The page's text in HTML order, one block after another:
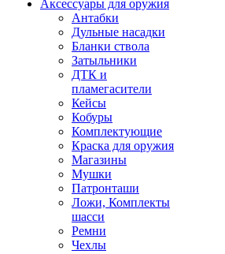
Аксессуары для оружия
Антабки
Дульные насадки
Бланки ствола
Затыльники
ДТК и
пламегасители
Кейсы
Кобуры
Комплектующие
Краска для оружия
Магазины
Мушки
Патронташи
Ложи, Комплекты
шасси
Ремни
Чехлы